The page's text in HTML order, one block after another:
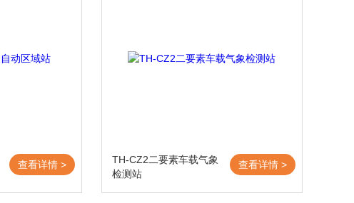
查看详情 >
TH-CZ2二要素车载气象
检测站
查看详情 >